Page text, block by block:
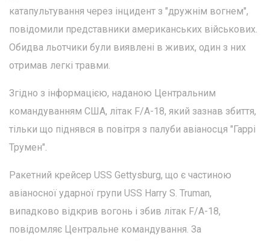
катапультування через інцидент з "дружнім вогнем",
повідомили представники американських військових.
Обидва льотчики були виявлені в живих, один з них
отримав легкі травми.
Згідно з інформацією, наданою Центральним
командуванням США, літак F/A-18, який зазнав збиття,
тільки що піднявся в повітря з палуби авіаносця "Гаррі
Трумен".
Ракетний крейсер USS Gettysburg, що є частиною
авіаносної ударної групи USS Harry S. Truman,
випадково відкрив вогонь і збив літак F/A-18,
повідомляє Центральне командування. За